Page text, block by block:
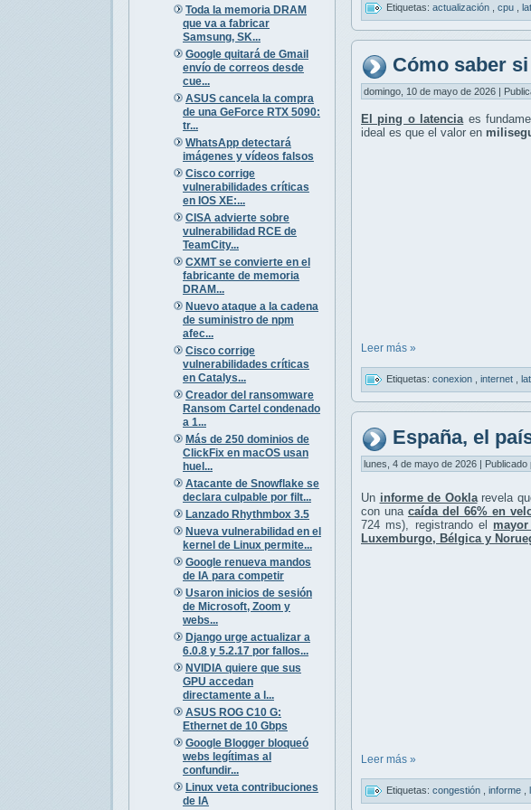
Toda la memoria DRAM
que va a fabricar
Samsung, SK...
Google quitará de Gmail
envío de correos desde
cue...
ASUS cancela la compra
de una GeForce RTX 5090:
tr...
WhatsApp detectará
imágenes y vídeos falsos
Cisco corrige
vulnerabilidades críticas
en IOS XE:...
CISA advierte sobre
vulnerabilidad RCE de
TeamCity...
CXMT se convierte en el
fabricante de memoria
DRAM...
Nuevo ataque a la cadena
de suministro de npm
afec...
Cisco corrige
vulnerabilidades críticas
en Catalys...
Creador del ransomware
Ransom Cartel condenado
a 1...
Más de 250 dominios de
ClickFix en macOS usan
huel...
Atacante de Snowflake se
declara culpable por filt...
Lanzado Rhythmbox 3.5
Nueva vulnerabilidad en el
kernel de Linux permite...
Google renueva mandos
de IA para competir
Usaron inicios de sesión
de Microsoft, Zoom y
webs...
Django urge actualizar a
6.0.8 y 5.2.17 por fallos...
NVIDIA quiere que sus
GPU accedan
directamente a l...
ASUS ROG C10 G:
Ethernet de 10 Gbps
Google Blogger bloqueó
webs legítimas al
confundir...
Linux veta contribuciones
de IA
Etiquetas: actualización cpu
Cómo saber
domingo, 10 de mayo de 2026 |
El ping o latenciaes
ideal es que el valor en
Leer más »
Etiquetas: conexion internet
España, el
lunes, 4 de mayo de 2026 | Publicado
Un informe de Ooklarevela
con una caída del 66% en
724 ms), registrando el
Luxemburgo, Bélgica y
Leer más »
Etiquetas: congestión informe